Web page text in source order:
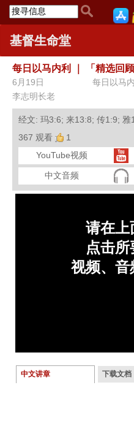
基督生命堂
每日以马内利 「精选回
6月19日
每日以马
李志明长老
经文: 玛3:6; 来13:8; 传1:9; 雅
367 观看
1
YouTube视频
中文音频
中文讲章 下载文档